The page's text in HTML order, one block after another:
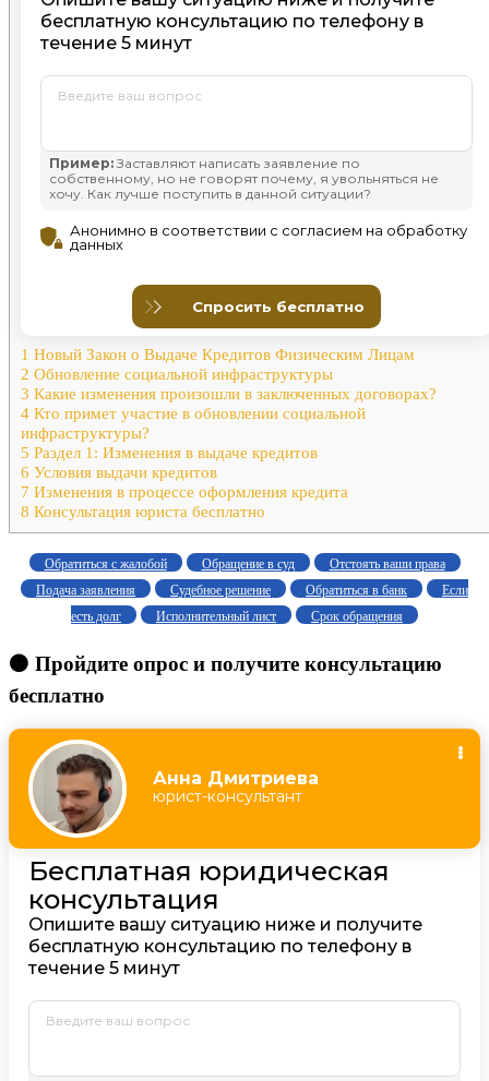
1 Новый Закон о Выдаче Кредитов Физическим Лицам
2 Обновление социальной инфраструктуры
3 Какие изменения произошли в заключенных договорах?
4 Кто примет участие в обновлении социальной
инфраструктуры?
5 Раздел 1: Изменения в выдаче кредитов
6 Условия выдачи кредитов
7 Изменения в процессе оформления кредита
8 Консультация юриста бесплатно
Обратиться с жалобой Обращение в суд
Отстоять ваши права
Подача заявления
Судебное решение Обратиться в банк
Если
есть долг
Исполнительный лист Срок обращения
🟠 Пройдите опрос и получите консультацию
бесплатно